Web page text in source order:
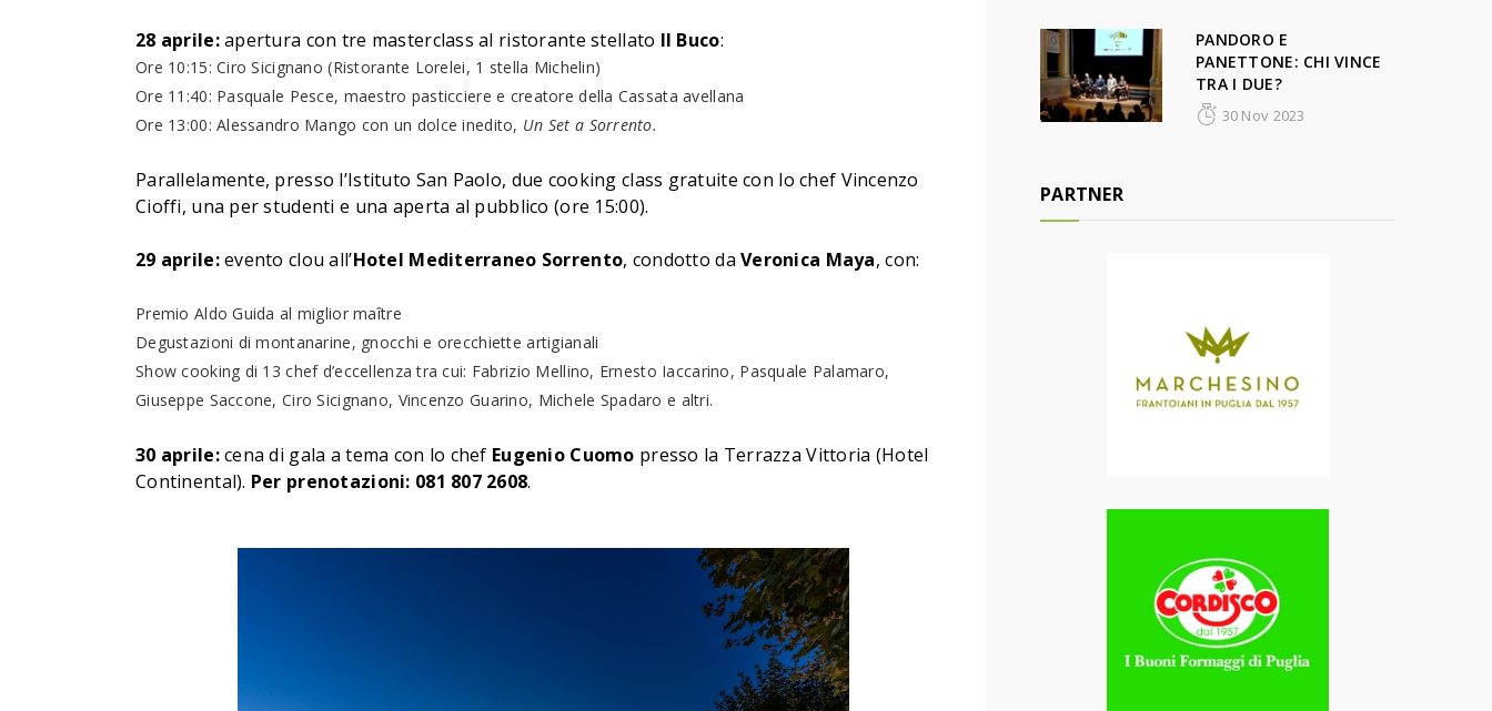
28 aprile:apertura con tre masterclass al ristorante stellato Il Buco:
Ore 10:15: Ciro Sicignano (Ristorante Lorelei, 1 stella Michelin)
Ore 11:40: Pasquale Pesce, maestro pasticciere e creatore della Cassata avellana
Ore 13:00: Alessandro Mango con un dolce inedito, Un Set a Sorrento.
Parallelamente, presso l’Istituto San Paolo, due cooking class gratuite con lo chef Vincenzo
Cioffi, una per studenti e una aperta al pubblico (ore 15:00).
29 aprile:evento clou all’Hotel Mediterraneo Sorrento, condotto daVeronica Maya, con:
Premio Aldo Guida al miglior maître
Degustazioni di montanarine, gnocchi e orecchiette artigianali
Show cooking di 13 chef d’eccellenza tra cui: Fabrizio Mellino, Ernesto Iaccarino, Pasquale Palamaro,
Giuseppe Saccone, Ciro Sicignano, Vincenzo Guarino, Michele Spadaro e altri.
30 aprile:cena di gala a tema con lo chef Eugenio Cuomo presso la Terrazza Vittoria (Hotel
Continental). Per prenotazioni: 081 807 2608.
PANDORO E
PANETTONE: CHI VINCE
TRA I DUE?
30 Nov 2023
PARTNER